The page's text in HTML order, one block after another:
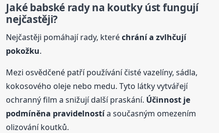
Jaké babské rady na koutkyúst fungují
nejčastěji?
Nejčastěji pomáhají rady, kteréchrání a zvlhčují
pokožku.
Mezi osvědčené patří používání čisté vazelíny, sádla,
kokosového oleje nebo medu. Tyto látky vytvářejí
ochranný film a snižují další praskání. Účinnost je
podmíněna pravidelnostía současným omezením
olizování koutků.